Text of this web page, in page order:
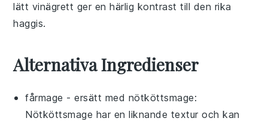
lätt vinägrett ger en härlig kontrast till den rika
haggis.
Alternativa Ingredienser
fårmage - ersätt med nötköttsmage:
Nötköttsmage har en liknande textur och kan